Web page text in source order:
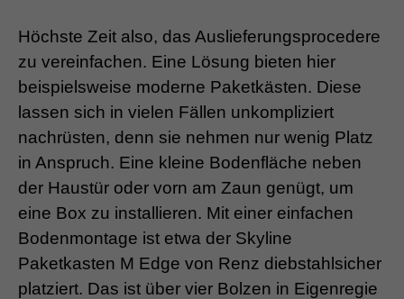
Höchste Zeit also, das Auslieferungsprocedere
zu vereinfachen. Eine Lösung bieten hier
beispielsweise moderne Paketkästen. Diese
lassen sich in vielen Fällen unkompliziert
nachrüsten, denn sie nehmen nur wenig Platz
in Anspruch. Eine kleine Bodenfläche neben
der Haustür oder vorn am Zaun genügt, um
eine Box zu installieren. Mit einer einfachen
Bodenmontage ist etwa der Skyline
Paketkasten M Edge von Renz diebstahlsicher
platziert. Das ist über vier Bolzen in Eigenregie